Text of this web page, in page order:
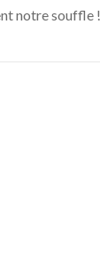
notre souffle !